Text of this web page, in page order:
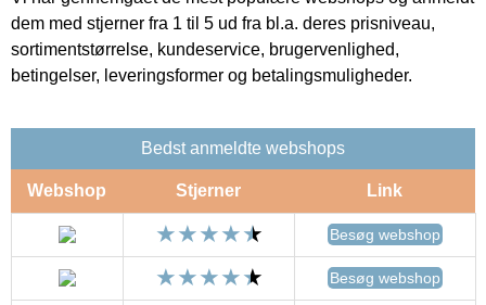
dem med stjerner fra 1 til 5 ud fra bl.a. deres prisniveau,
sortimentstørrelse, kundeservice, brugervenlighed,
betingelser, leveringsformer og betalingsmuligheder.
Bedst anmeldte webshops
Webshop Stjerner Link
Besøg webshop
Besøg webshop